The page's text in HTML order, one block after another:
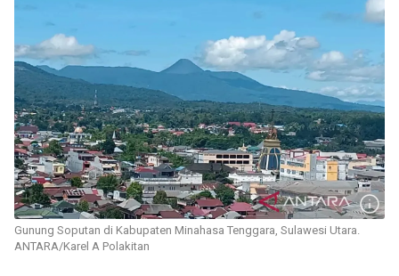
Gunung Soputan di Kabupaten Minahasa Tenggara, Sulawesi Utara.
ANTARA/Karel A Polakitan